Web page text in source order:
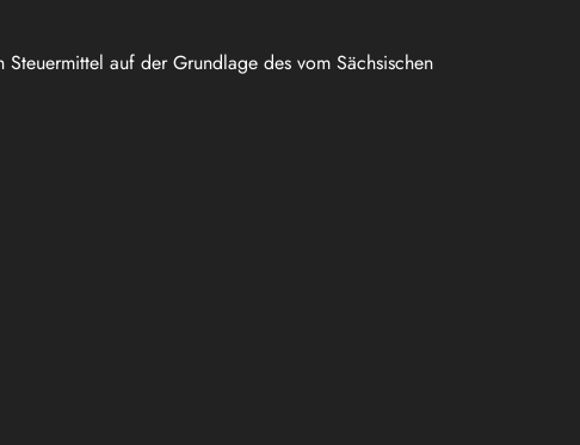
auf der Grundlage des vom Sächsischen